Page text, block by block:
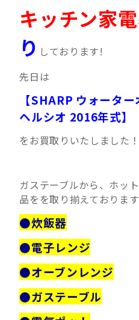
キッチン家電
り しております!
先日は
【SHARP ウォータ
ヘルシオ 2016年式】
をお買取りいたしました！
ガステーブルから、ホッ
品をを取り揃えておりま
●炊飯器
●電子レンジ
●オーブンレンジ
●ガステーブル